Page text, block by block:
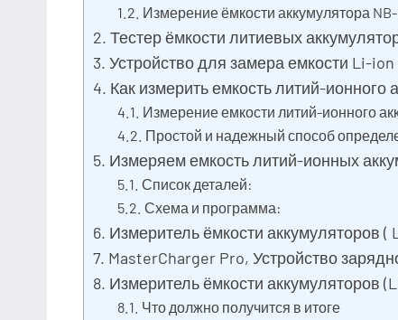
Измерение ёмкости аккумулятора NB-
Тестер ёмкости литиевых
Устройство для замера емкости Li-
Как измерить емкость литий-ионного
Измерение емкости литий-ионного
Простой и надежный способ
Измеряем емкость литий-ионных
Список деталей:
Схема и программа:
Измеритель ёмкости аккумуляторов (
MasterCharger Pro, Устройство
Измеритель ёмкости аккумуляторов
Что должно получится в итоге